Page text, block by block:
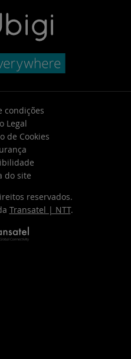
condições
Legal
de Cookies
do site
reservados.
Transatel | NTT.